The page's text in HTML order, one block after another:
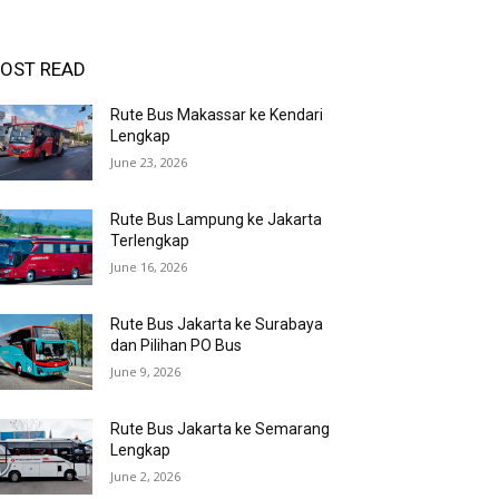
READ
Rute Bus Makassar ke Kendari
Lengkap
June 23, 2026
Rute Bus Lampung ke Jakarta
Terlengkap
June 16, 2026
Rute Bus Jakarta ke Surabaya
dan Pilihan PO Bus
June 9, 2026
Rute Bus Jakarta ke Semarang
Lengkap
June 2, 2026